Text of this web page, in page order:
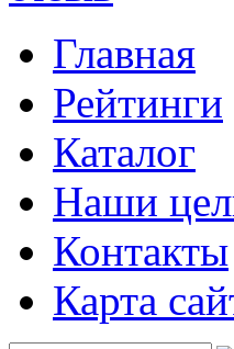
Главная
Рейтинги
Каталог
Наши
Контакты
Карта